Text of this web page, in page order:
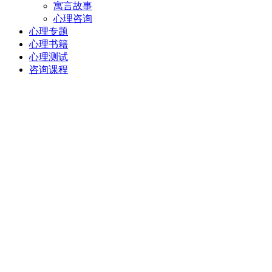
寓言故事
心理咨询
心理专题
心理书籍
心理测试
咨询课程